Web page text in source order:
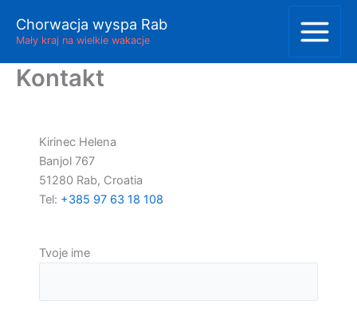
content
Chorwacja wyspa Rab
Mały kraj na wielkie wakacje
Kontakt
Kirinec Helena
Banjol 767
51280 Rab, Croatia
Tel: +385 97 63 18 108
Tvoje ime